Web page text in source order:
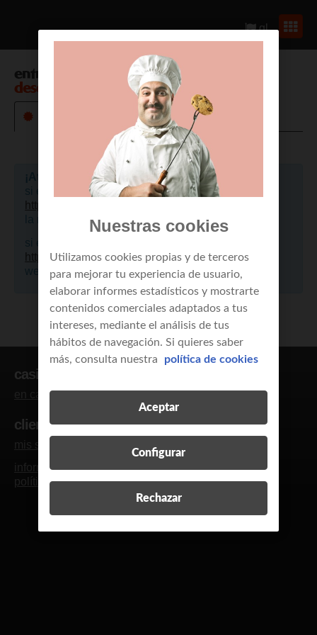
gl
entrar en
envío de mensajes a móviles
desde web
si eres un cliente de empresa, por favor pulsa aquí
https://portalclientes.mundo-r.com
la nueva web.
https://mi.mundo-r.com, para acceder a la nueva
casi clientes
en casa empresas y autónomos
clientes
blog y revistaR
información legal
calidad de servicio
política de cookies
política de privacidad
Nuestras cookies
Utilizamos cookies propias y de terceros
para mejorar tu experiencia de usuario,
elaborar informes estadísticos y mostrarte
contenidos comerciales adaptados a tus
intereses, mediante el análisis de tus
hábitos de navegación. Si quieres saber
más, consulta nuestra política de cookies
Configurar
Rechazar
Aceptar